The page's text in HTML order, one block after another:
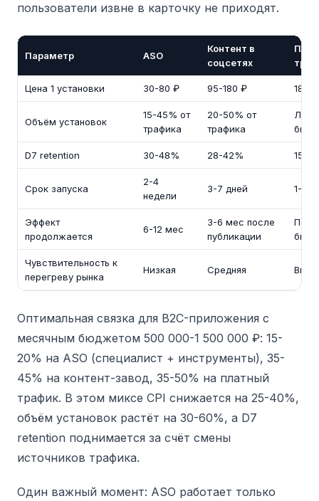
пользователи извне в карточку не приходят.
Параметр ASO
Контент в
соцсетях
Цена 1 установки 30-80 ₽ 95-180 ₽ 180-
Объём установок
15-45% от
трафика
20-50% от
трафика
D7 retention 30-48% 28-42% 15-
Срок запуска
2-4
недели
3-7 дней 1-3
Эффект
продолжается
6-12 мес
3-6 мес после
публикации
Пока
Чувствительность к
перегреву рынка
Низкая Средняя
Оптимальная связка для B2C-приложения с
месячным бюджетом 500 000-1 500 000 ₽: 15-
20% на ASO (специалист + инструменты), 35-
45% на контент-завод, 35-50% на платный
трафик. В этом миксе CPI снижается на 25-40%,
объём установок растёт на 30-60%, а D7
retention поднимается за счёт смены
источников трафика.
Один важный момент: ASO работает только